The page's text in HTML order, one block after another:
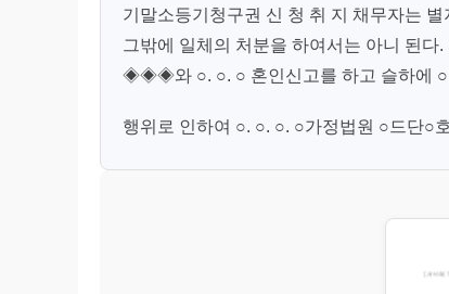
기말소등기청구권 신 청 취 지 채무자는
그밖에 일체의 처분을 하여서는 아니 된다
◈◈◈와 ○. ○. ○ 혼인신고를 하고 슬하에
행위로 인하여 ○. ○. ○. ○가정법원 ○드단○